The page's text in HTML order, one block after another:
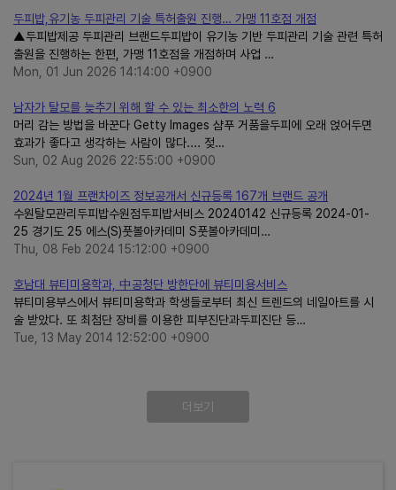
두피밥,유기농 두피관리 기술 특허출원 진행… 가맹 11호점 개점
▲두피밥제공 두피관리 브랜드두피밥이 유기농 기반 두피관리 기술 관련 특허
출원을 진행하는 한편, 가맹 11호점을 개점하며 사업 …
Mon, 01 Jun 2026 14:14:00 +0900
남자가 탈모를 늦추기 위해 할 수 있는 최소한의 노력 6
머리 감는 방법을 바꾼다 Getty Images 샴푸 거품을두피에 오래 얹어두면
효과가 좋다고 생각하는 사람이 많다.... 젖…
Sun, 02 Aug 2026 22:55:00 +0900
2024년 1월 프랜차이즈 정보공개서 신규등록 167개 브랜드 공개
수원탈모관리두피밥수원점두피밥서비스 20240142 신규등록 2024-01-
25 경기도 25 에스(S)풋볼아카데미 S풋볼아카데미…
Thu, 08 Feb 2024 15:12:00 +0900
호남대 뷰티미용학과, 中공청단 방한단에 뷰티미용서비스
뷰티미용부스에서 뷰티미용학과 학생들로부터 최신 트렌드의 네일아트를 시
술 받았다. 또 최첨단 장비를 이용한 피부진단과두피진단 등…
Tue, 13 May 2014 12:52:00 +0900
더보기